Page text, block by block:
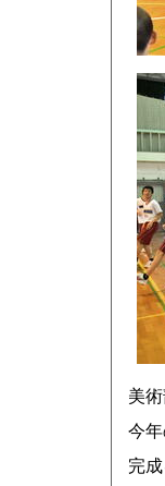
美
今
完